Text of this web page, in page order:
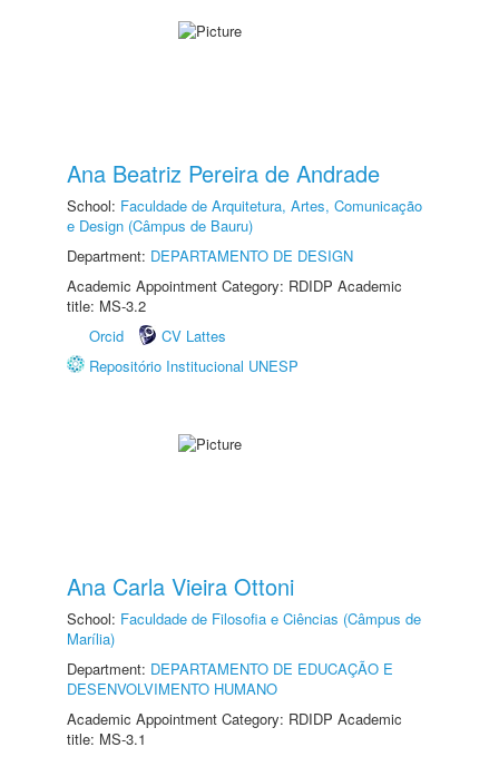
Ana Beatriz Pereira de Andrade
School: Faculdade de Arquitetura, Artes, Comunicação
e Design (Câmpus de Bauru)
Department: DEPARTAMENTO DE DESIGN
Academic Appointment Category: RDIDP Academic
title: MS-3.2
Orcid
CV Lattes
Repositório Institucional UNESP
Ana Carla Vieira Ottoni
School: Faculdade de Filosofia e Ciências (Câmpus de
Marília)
Department: DEPARTAMENTO DE EDUCAÇÃO E
DESENVOLVIMENTO HUMANO
Academic Appointment Category: RDIDP Academic
title: MS-3.1